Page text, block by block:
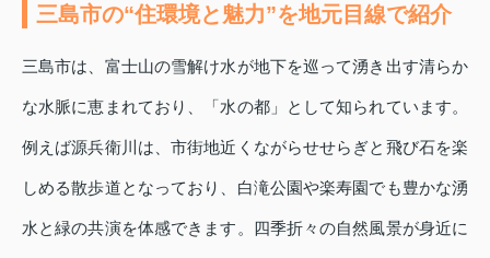
三島市の“住環境と魅力”を地元目線で紹介
三島市は、富士山の雪解け水が地下を巡って湧き出す清らか
な水脈に恵まれており、「水の都」として知られています。
例えば源兵衛川は、市街地近くながらせせらぎと飛び石を楽
しめる散歩道となっており、白滝公園や楽寿園でも豊かな湧
水と緑の共演を体感できます。四季折々の自然風景が身近に